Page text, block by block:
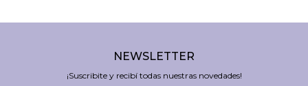
NEWSLETTER
¡Suscribite y recibí todas nuestras novedades!